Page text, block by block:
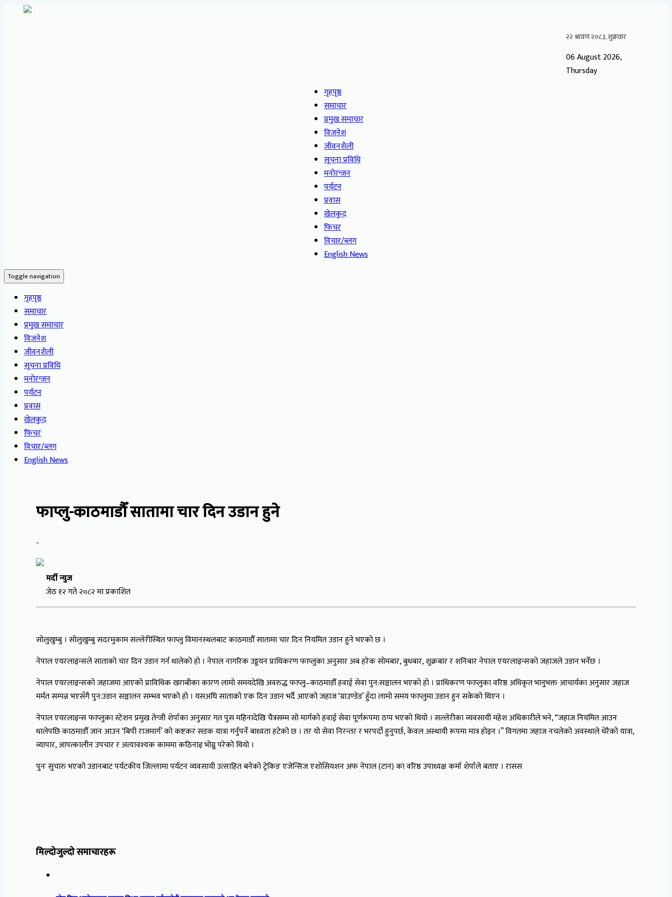
06 August 2026,
Thursday
गृहपृष्ठ
समाचार
प्रमुख समाचार
विजनेश
जीवनशैली
सूचना प्रविधि
मनोरन्जन
पर्यटन
प्रवास
खेलकुद
फिचर
विचार/ब्लग
English News
Toggle navigation
गृहपृष्ठ
समाचार
प्रमुख समाचार
विजनेश
जीवनशैली
सूचना प्रविधि
मनोरन्जन
पर्यटन
प्रवास
खेलकुद
फिचर
विचार/ब्लग
English News
फाप्लु-काठमाडौँ सातामा चार दिन उडान हुने
-
मर्दी न्युज
जेठ १२ गते २०८२ मा प्रकाशित
सोलुखुम्बु । सोलुखुम्बु सदरमुकाम सल्लेरीस्थित फाप्लु विमानस्थलबाट काठमाडौँ सातामा चार दिन नियमित उडान हुने भएको छ ।
नेपाल एयरलाइन्सले साताको चार दिन उडान गर्न थालेको हो । नेपाल नागरिक उड्डयन प्राधिकरण फाप्लुका अनुसार अब हरेक सोमबार, बुधबार, शुक्रबार र शनिबार नेपाल एयरलाइन्सको जहाजले उडान भर्नेछ ।
नेपाल एयरलाइन्सको जहाजमा आएको प्राविधिक खराबीका कारण लामो समयदेखि अवरुद्ध फाप्लु–काठमाडौँ हवाई सेवा पुन:सञ्चालन भएको हो । प्राधिकरण फाप्लुका वरिष्ठ अधिकृत भानुभक्त आचार्यका अनुसार जहाज
मर्मत सम्पन्न भएसँगै पुन:उडान सञ्चालन सम्भव भएको हो । यसअघि साताको एक दिन उडान भर्दै आएको जहाज ‘ग्राउण्डेड’ हुँदा लामो समय फाप्लुमा उडान हुन सकेको थिएन ।
नेपाल एयरलाइन्स फाप्लुका स्टेशन प्रमुख तेन्जी शेर्पाका अनुसार गत पुस महिनादेखि चैत्रसम्म सो मार्गको हवाई सेवा पूर्णरूपमा ठप्प भएको थियो । सल्लेरीका व्यवसायी महेश अधिकारीले भने, “जहाज नियमित आउन
थालेपछि काठमाडौँ जान आउन ‘बिपी राजमार्ग’ को कष्टकर सडक यात्रा गर्नुपर्ने बाध्यता हटेको छ । तर यो सेवा निरन्तर र भरपर्दो हुनुपर्छ, केवल अस्थायी रूपमा मात्र होइन ।” विगतमा जहाज नचलेको अवस्थाले धेरैको यात्रा,
व्यापार, आपत्कालीन उपचार र अत्यावश्यक काममा कठिनाइ भोग्नु परेको थियो ।
पुनः सुचारु भएको उडानबाट पर्यटकीय जिल्लामा पर्यटन व्यवसायी उत्साहित बनेको ट्रेकिङ एजेन्सिज एशोसियशन अफ नेपाल (टान) का वरिष्ठ उपाध्यक्ष कर्मा शेर्पाले बताए । रासस
मिल्दोजुल्दो समाचारहरू